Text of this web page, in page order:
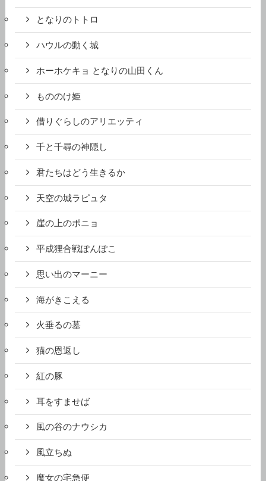
となりのトトロ
ハウルの動く城
ホーホケキョ となりの山田くん
もののけ姫
借りぐらしのアリエッティ
千と千尋の神隠し
君たちはどう生きるか
天空の城ラピュタ
崖の上のポニョ
平成狸合戦ぽんぽこ
思い出のマーニー
海がきこえる
火垂るの墓
猫の恩返し
紅の豚
耳をすませば
風の谷のナウシカ
風立ちぬ
魔女の宅急便